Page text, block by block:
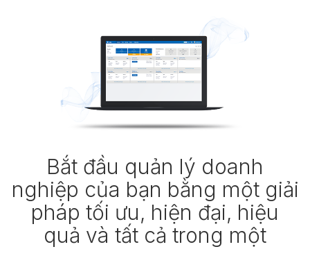
Bắt đầu quản lý doanh
nghiệp của bạn bằng một giải
pháp tối ưu, hiện đại, hiệu
quả và tất cả trong một